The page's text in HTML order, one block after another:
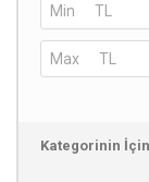
Kategorinin